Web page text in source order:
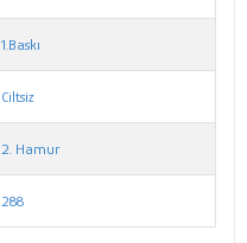
1.Baskı
Ciltsiz
2. Hamur
288